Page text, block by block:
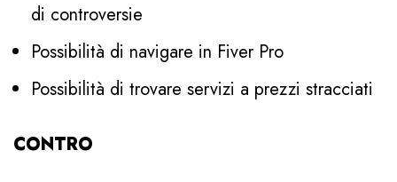
di controversie
Possibilità di navigare in Fiver Pro
Possibilità di trovare servizi a prezzi stracciati
CONTRO